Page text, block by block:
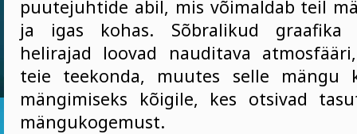
puutejuhtide abil, mis võimaldab teil
ja igas kohas. Sõbralikud graafika
helirajad loovad nauditava
teie teekonda, muutes selle mängu
mängimiseks kõigile, kes otsivad
mängukogemust.